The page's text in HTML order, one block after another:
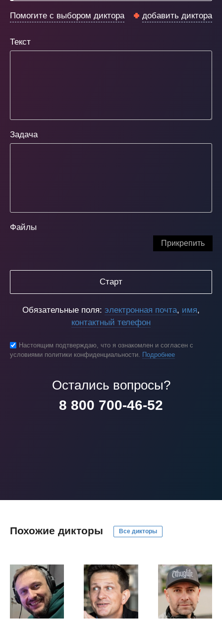
Помогите с выбором диктора добавить диктора
Текст
Задача
Файлы
Прикрепить
Старт
Обязательные поля: электронная почта, имя,
контактный телефон
Настоящим подтверждаю, что я ознакомлен и согласен с
условиями политики конфиденциальности. Подробнее
Остались вопросы?
8 800 700-46-52
Похожие дикторы Все дикторы